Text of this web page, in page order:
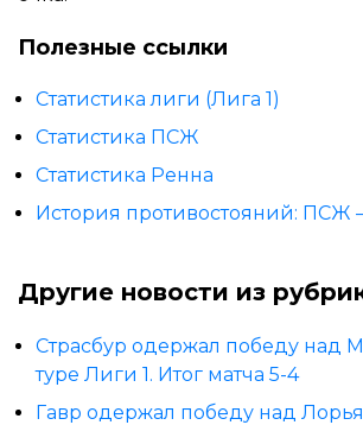
Полезные ссылки
Статистика лиги (Лига 1)
Статистика ПСЖ
Статистика Ренна
История противостояний: ПСЖ
Другие новости из
Страсбур одержал победу над
туре Лиги 1. Итог матча 5-4
Гавр одержал победу над